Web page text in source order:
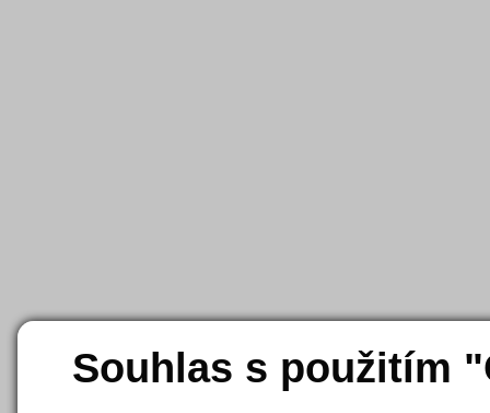
Souhlas s použitím